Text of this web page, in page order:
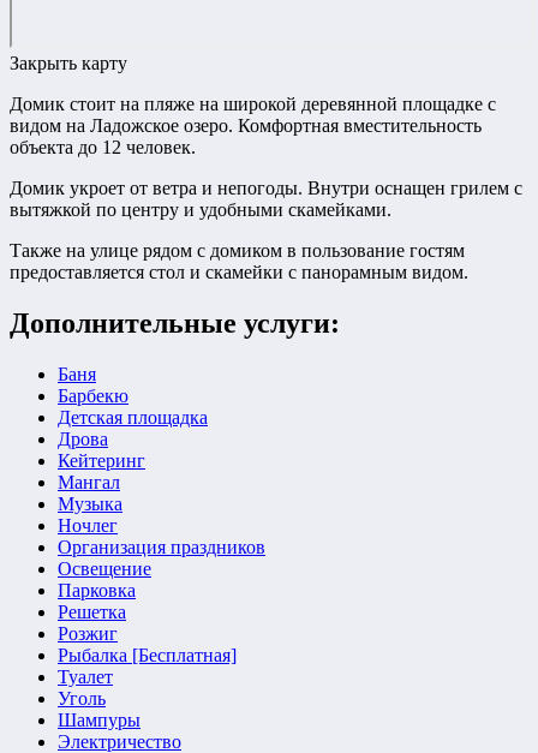
Закрыть карту
Домик стоит на пляже на широкой деревянной площадке с
видом на Ладожское озеро. Комфортная вместительность
объекта до 12 человек.
Домик укроет от ветра и непогоды. Внутри оснащен грилем с
вытяжкой по центру и удобными скамейками.
Также на улице рядом с домиком в пользование гостям
предоставляется стол и скамейки с панорамным видом.
Дополнительные услуги:
Баня
Барбекю
Детская площадка
Дрова
Кейтеринг
Мангал
Музыка
Ночлег
Организация праздников
Освещение
Парковка
Решетка
Розжиг
Рыбалка [Бесплатная]
Туалет
Уголь
Шампуры
Электричество